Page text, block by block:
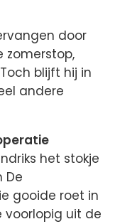
door
zomerstop,
blijft hij in
andere
het stokje
De
gooide roet in
voorlopig uit de